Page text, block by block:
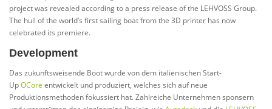
project was revealed according to a press release of the LEHVOSS Group.
The hull of the world’s first sailing boat from the 3D printer has now
celebrated its premiere.
Development
Das zukunftsweisende Boot wurde von dem italienischen Start-
UpOCore entwickelt und produziert, welches sich auf neue
Produktionsmethoden fokussiert hat. Zahlreiche Unternehmen sponsern